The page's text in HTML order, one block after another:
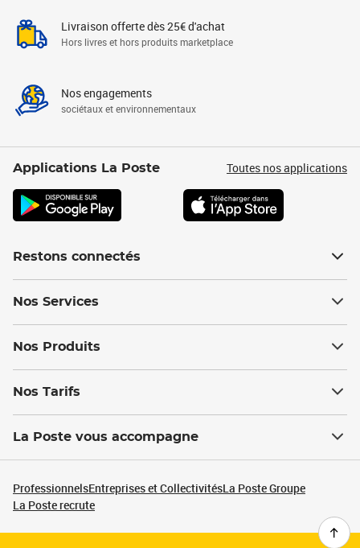
Livraison offerte dès 25€ d'achat
Hors livres et hors produits marketplace
Nos engagements
sociétaux et environnementaux
Applications La Poste Toutes nos applications
Restons connectés
Nos Services
Nos Produits
Nos Tarifs
La Poste vous accompagne
ProfessionnelsEntreprises et CollectivitésLa Poste Groupe
La Poste recrute